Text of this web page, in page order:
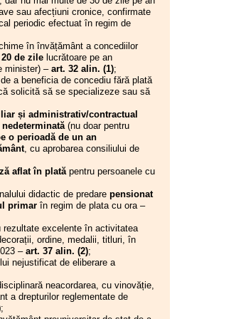
11.06.2026
I.S.J. Hunedoara
10.06.2026
Consiliul de administrație al
I.S.J. Hunedoara
08.06.2026
Consiliul de administrație al
I.S.J. Hunedoara
Consiliul Liderilor S.I.P.
Executiv S.I.P. Județul
Hunedoara
25.05.2026
Comisia Paritară de la nivelul
I.S.J. Hunedoara
Comisia de Dialog Social de
la nivelul Instituției
sau afecțiuni cronice, confirmate
periodic efectuat în regim de
în învățământ a concediilor
20 de zile lucrătoare pe an
minister) – art. 32 alin. (1);
a beneficia de concediu fără plată
solicită să se specializeze sau să
și administrativ/contractual
(nu doar pentru
o perioadă de un an
, cu aprobarea consiliului de
aflat în plată pentru persoanele cu
didactic de predare pensionat
primar în regim de plata cu ora –
excelente în activitatea
ordine, medalii, titluri, în
– art. 37 alin. (2);
nejustificat de eliberare a
neacordarea, cu vinovăție,
a drepturilor reglementate de
;